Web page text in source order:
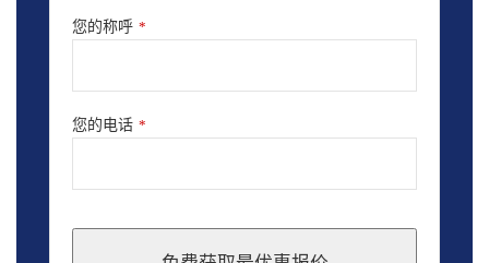
您的称呼 *
您的电话 *